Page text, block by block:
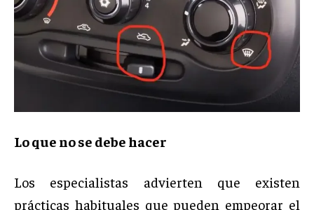
Lo que no se debe hacer
Los especialistas advierten que existen
prácticas habituales que pueden empeorar el